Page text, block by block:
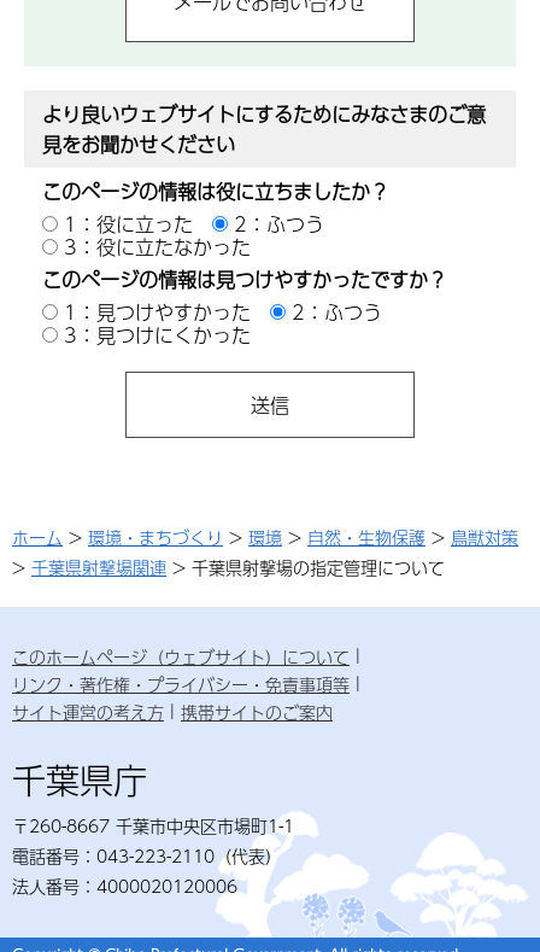
より良いウェブサイトにするためにみなさまのご意
見をお聞かせください
このページの情報は役に立ちましたか？
1：役に立った
2：ふつう
3：役に立たなかった
このページの情報は見つけやすかったですか？
1：見つけやすかった
2：ふつう
3：見つけにくかった
ホーム > 環境・まちづくり > 環境 > 自然・生物保護 > 鳥獣対策
> 千葉県射撃場関連 > 千葉県射撃場の指定管理について
このホームページ（ウェブサイト）について
リンク・著作権・プライバシー・免責事項等
サイト運営の考え方
携帯サイトのご案内
千葉県庁
〒260-8667 千葉市中央区市場町1-1
電話番号：043-223-2110（代表）
法人番号：4000020120006